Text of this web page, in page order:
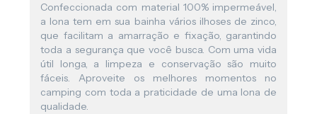
Confeccionada com material 100% impermeável,
a lona tem em sua bainha vários ilhoses de zinco,
que facilitam a amarração e fixação, garantindo
toda a segurança que você busca. Com uma vida
útil longa, a limpeza e conservação são muito
fáceis. Aproveite os melhores momentos no
camping com toda a praticidade de uma lona de
qualidade.